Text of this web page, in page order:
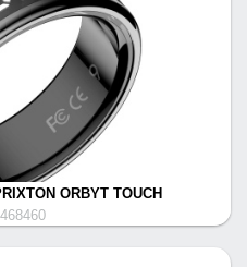
ORBYT TOUCH